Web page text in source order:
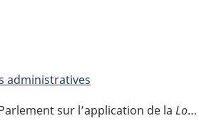
administratives
sur l’application de la Loi sur la protection des renseignements personnels